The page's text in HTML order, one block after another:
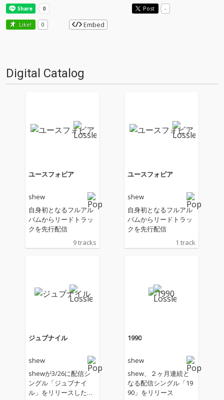
Post -
Like! 0 Embed
Digital Catalog
ユースフォビア
shew
自身初となるフルアル
バムからリードトラッ
クを先行配信
9 tracks
ユースフォビア
shew
自身初となるフルアル
バムからリードトラッ
クを先行配信
1 track
ジュブナイル
shew
shewが3/26に配信シ
ングル「ジュブナイ
ル」をリリースした。
1990
shew
shew、２ヶ月連続と
なる配信シングル「19
90」をリリース